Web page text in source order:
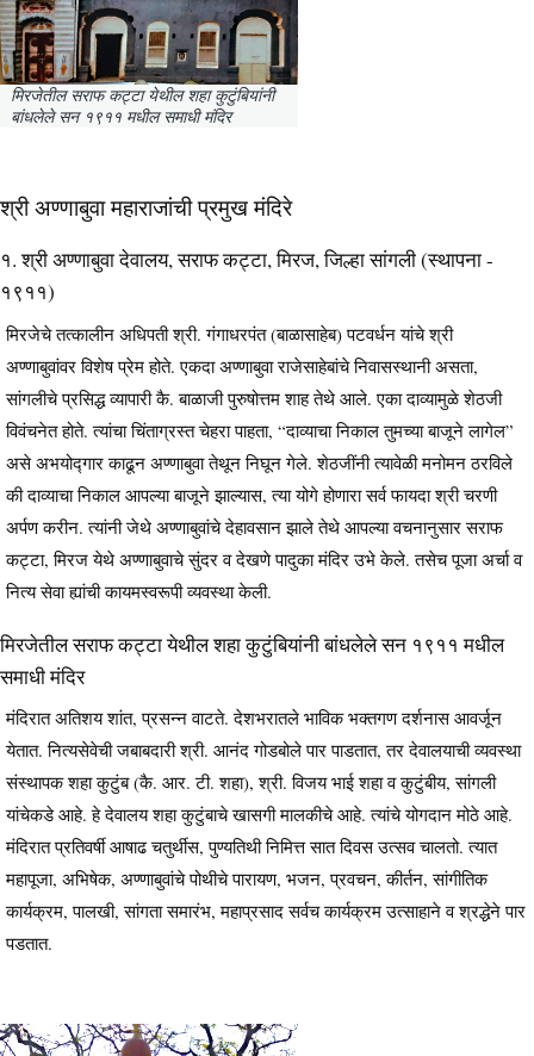
मिरजेतील सराफ कट्टा येथील शहा कुटुंबियांनी
बांधलेले सन १९११ मधील समाधी मंदिर
श्री अण्णाबुवा महाराजांची प्रमुख मंदिरे
१. श्री अण्णाबुवा देवालय, सराफ कट्टा, मिरज, जिल्हा सांगली (स्थापना -
१९११)
मिरजेचे तत्कालीन अधिपती श्री. गंगाधरपंत (बाळासाहेब) पटवर्धन यांचे श्री
अण्णाबुवांवर विशेष प्रेम होते. एकदा अण्णाबुवा राजेसाहेबांचे निवासस्थानी असता,
सांगलीचे प्रसिद्ध व्यापारी कै. बाळाजी पुरुषोत्तम शाह तेथे आले. एका दाव्यामुळे शेठजी
विवंचनेत होते. त्यांचा चिंताग्रस्त चेहरा पाहता, “दाव्याचा निकाल तुमच्या बाजूने लागेल”
असे अभयोद्गार काढून अण्णाबुवा तेथून निघून गेले. शेठजींनी त्यावेळी मनोमन ठरविले
की दाव्याचा निकाल आपल्या बाजूने झाल्यास, त्या योगे होणारा सर्व फायदा श्री चरणी
अर्पण करीन. त्यांनी जेथे अण्णाबुवांचे देहावसान झाले तेथे आपल्या वचनानुसार सराफ
कट्टा, मिरज येथे अण्णाबुवाचे सुंदर व देखणे पादुका मंदिर उभे केले. तसेच पूजा अर्चा व
नित्य सेवा ह्यांची कायमस्वरूपी व्यवस्था केली.
मिरजेतील सराफ कट्टा येथील शहा कुटुंबियांनी बांधलेले सन १९११ मधील
समाधी मंदिर
मंदिरात अतिशय शांत, प्रसन्न वाटते. देशभरातले भाविक भक्तगण दर्शनास आवर्जून
येतात. नित्यसेवेची जबाबदारी श्री. आनंद गोडबोले पार पाडतात, तर देवालयाची व्यवस्था
संस्थापक शहा कुटुंब (कै. आर. टी. शहा), श्री. विजय भाई शहा व कुटुंबीय, सांगली
यांचेकडे आहे. हे देवालय शहा कुटुंबाचे खासगी मालकीचे आहे. त्यांचे योगदान मोठे आहे.
मंदिरात प्रतिवर्षी आषाढ चतुर्थीस, पुण्यतिथी निमित्त सात दिवस उत्सव चालतो. त्यात
महापूजा, अभिषेक, अण्णाबुवांचे पोथीचे पारायण, भजन, प्रवचन, कीर्तन, सांगीतिक
कार्यक्रम, पालखी, सांगता समारंभ, महाप्रसाद सर्वच कार्यक्रम उत्साहाने व श्रद्धेने पार
पडतात.